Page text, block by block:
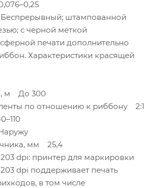
штампованной
с черной меткой
печати дополнительно
Характеристики красящей
м До 300
по отношению к риббону 2:1
мм 25,4
dpi: принтер для маркировки
dpi поддерживает печать
в том числе